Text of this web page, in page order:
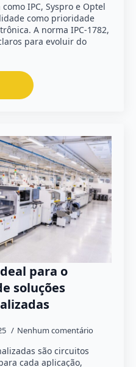
IPC, Syspro e Optel
como prioridade
A norma IPC-1782,
para evoluir do
para o
soluções
Nenhum comentário
são circuitos
cada aplicação,